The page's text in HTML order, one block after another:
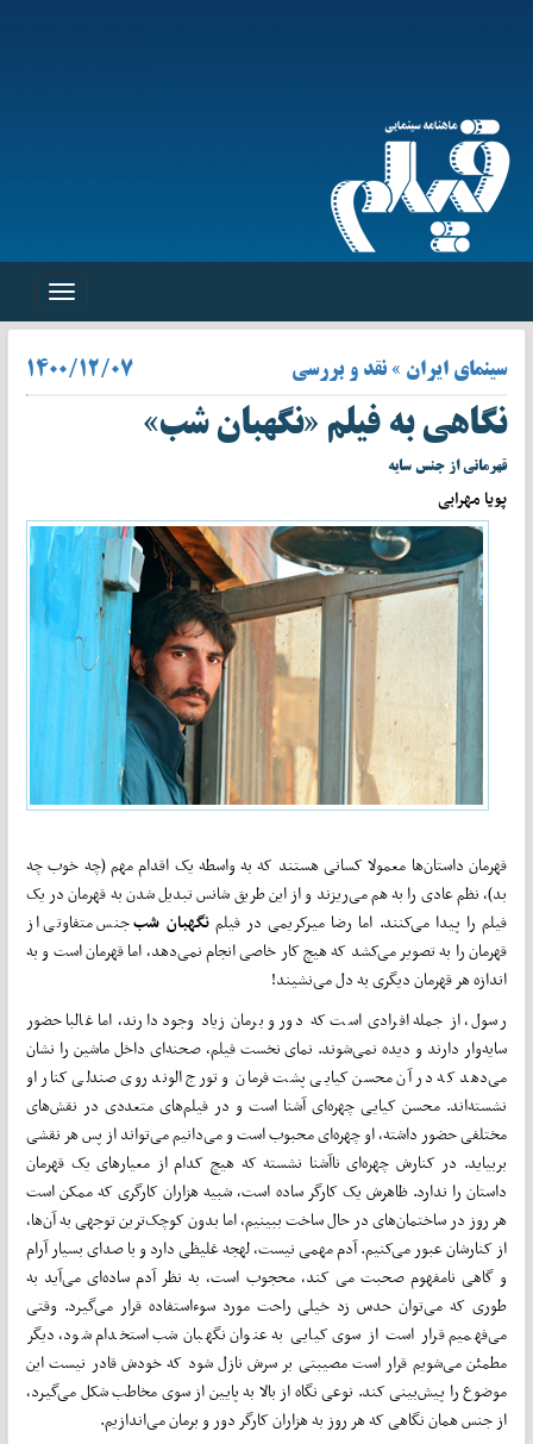
Toggle
سینمای ایران » نقد و بررسی ۱۴۰۰/۱۲/۰۷
نگاهی به فیلم «نگهبان شب»
قهرمانی از جنس سایه
پویا مهرابی
قهرمان داستان‌ها معمولا کسانی هستند که به واسطه یک اقدام مهم (چه خوب چه
بد)، نظم عادی را به هم می‌ریزند و از این طریق شانس تبدیل شدن به قهرمان در یک
فیلم را پیدا می‌کنند. اما رضا میرکریمی در فیلم نگهبان شبجنس متفاوتی از
قهرمان را به تصویر می‌کشد که هیچ کار خاصی انجام نمی‌دهد، اما قهرمان است و به
اندازه هر قهرمان دیگری به دل می‌نشیند!
رسول، از جمله افرادی است که دور و برمان زیاد وجود دارند، اما غالبا حضور
سایه‌وار دارند و دیده نمی‌شوند. نمای نخست فیلم، صحنه‌ای داخل ماشین را نشان
می‌دهد که در آن محسن کیایی پشت فرمان و تورج الوند روی صندلی کنار او
نشسته‌اند. محسن کیایی چهره‌ای آشنا است و در فیلم‌های متعددی در نقش‌های
مختلفی حضور داشته، او چهره‌ای محبوب است و می‌دانیم می‌تواند از پس هر نقشی
بربیاید. در کنارش چهره‌ای ناآشنا نشسته که هیچ کدام از معیارهای یک قهرمان
داستان را ندارد. ظاهرش یک کارگر ساده است، شبیه هزاران کارگری که ممکن است
هر روز در ساختمان‌های در حال ساخت ببینیم، اما بدون کوچک‌ترین توجهی به آن‌ها،
از کنارشان عبور می‌کنیم. آدم مهمی نیست، لهجه غلیظی دارد و با صدای بسیار آرام
و گاهی نامفهوم صحبت می کند، محجوب است، به نظر آدم ساده‌ای می‌آید به
طوری که می‌توان حدس زد خیلی راحت مورد سوءاستفاده قرار می‌گیرد. وقتی
می‌فهمیم قرار است از سوی کیایی به عنوان نگهبان شب استخدام شود، دیگر
مطمئن می‌شویم قرار است مصیبتی بر سرش نازل شود که خودش قادر نیست این
موضوع را پیش‌بینی کند. نوعی نگاه از بالا به پایین از سوی مخاطب شکل می‌گیرد،
از جنس همان نگاهی که هر روز به هزاران کارگر دور و برمان می‌اندازیم.